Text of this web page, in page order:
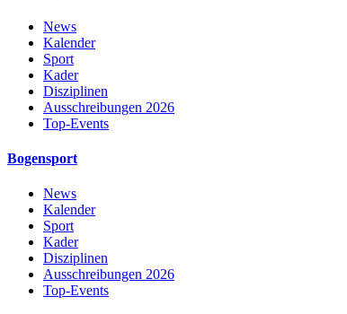
News
Kalender
Sport
Kader
Disziplinen
Ausschreibungen 2026
Top-Events
Bogensport
News
Kalender
Sport
Kader
Disziplinen
Ausschreibungen 2026
Top-Events